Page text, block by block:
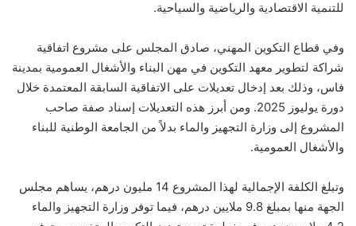
للتنمية الاقتصادية والرياضية والسياحية.
وفي قطاع التكوين المهني، صادق المجلس على مشروع اتفاقية
شراكة لتطوير معهد التكوين في مهن البناء والأشغال العمومية بمدينة
فاس، وذلك بعد إدخال تعديلات على الاتفاقية السابقة المعتمدة خلال
دورة يوليوز 2025. ومن أبرز هذه التعديلات إسناد صفة صاحب
المشروع إلى وزارة التجهيز والماء بدلاً من الجامعة الوطنية للبناء
والأشغال العمومية.
وتبلغ الكلفة الإجمالية لهذا المشروع 14 مليون درهم، يساهم مجلس
الجهة منها بمبلغ 9.8 ملايين درهم، فيما توفر وزارة التجهيز والماء